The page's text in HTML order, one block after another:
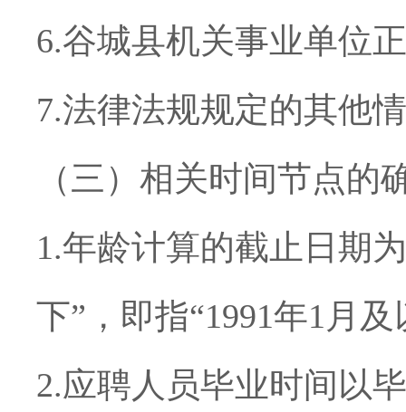
6.谷城县机关事业单位
7.法律法规规定的其他
（三）相关时间节点的
1.年龄计算的截止日期为
下” ，即指“1991年1 月
2.应聘人员毕业时间以